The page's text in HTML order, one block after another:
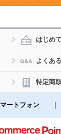
はじめ
よくあ
特定商
ートフォン